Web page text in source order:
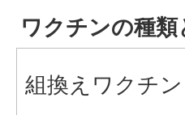
ワクチンの種類
組換えワクチン